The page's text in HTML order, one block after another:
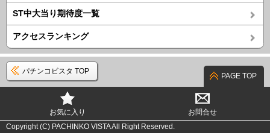
ST中大当り期待度一覧
アクセスランキング
パチンコビスタ TOP
PAGE TOP
お気に入り
お問合せ
Copyright (C) PACHINKO VISTA All Right Reserved.